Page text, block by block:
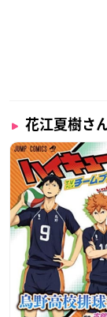
花江夏樹さ